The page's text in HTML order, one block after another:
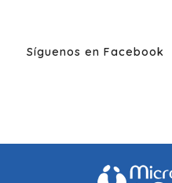
Síguenos en Facebook